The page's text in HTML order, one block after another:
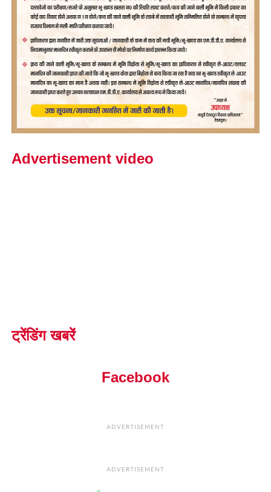
Advertisement video
ट्रेंडिंग खबरें
Facebook
ADVERTISEMENT
ADVERTISEMENT